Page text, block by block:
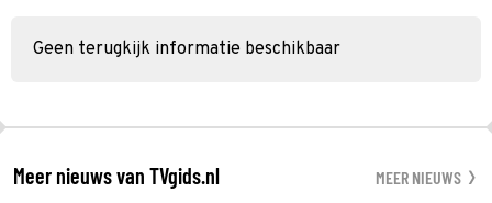
Geen terugkijk informatie beschikbaar
Meer nieuws van TVgids.nl MEER NIEUWS